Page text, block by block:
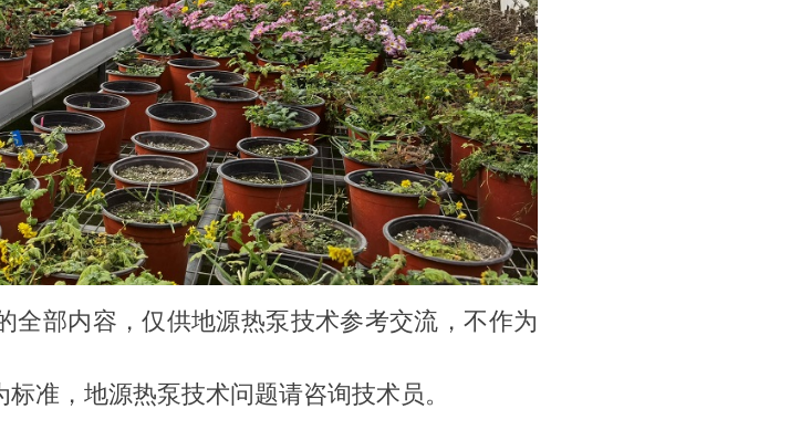
全部内容，仅供地源热泵技术参考交流，不作为
准，地源热泵技术问题请咨询技术员。